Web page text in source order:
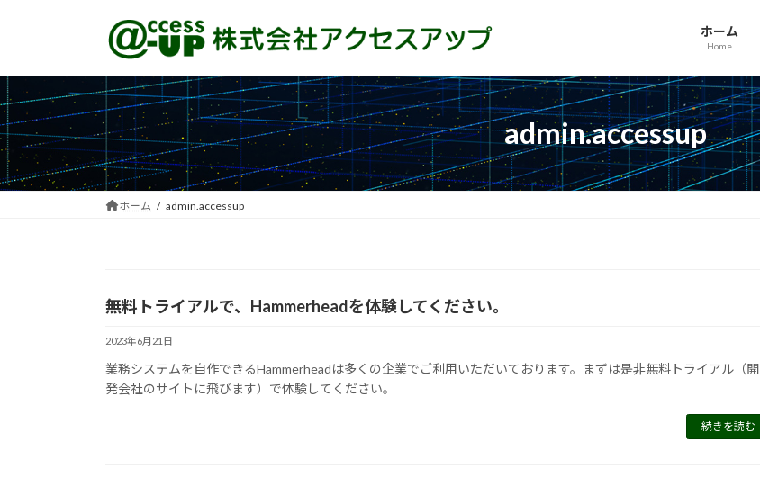
ン
ツ
へ
ス
キ
ッ
ー
シ
ョ
ン
に
移
ホーム
Home
admin.accessup
ホーム admin.accessup
無料トライアルで、Hammerheadを体験してください。
2023年6月21日
業務システムを自作できるHammerheadは多くの企業でご利用いただいております。まずは是非無料トライアル（開
発会社のサイトに飛びます）で体験してください。
続きを読む